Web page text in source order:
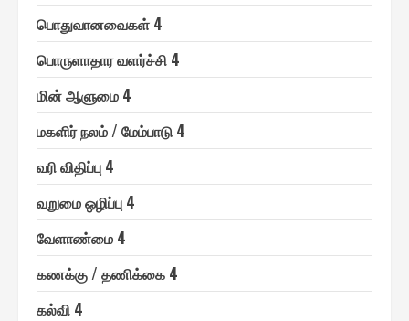
பொதுவானவை௧ள் 4
பொ௫ளாதார வளர்ச்சி 4
மின் ஆளுமை 4
ம௧ளிர் நலம் / மேம்பாடு 4
வரி விதிப்பு 4
வறுமை ஒழிப்பு 4
வேளாண்மை 4
௧ணக்கு / தணிக்கை 4
௧ல்வி 4